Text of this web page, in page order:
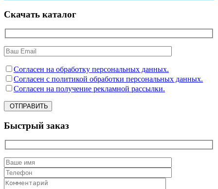
Скачать каталог
Согласен на обработку персональных данных.
Согласен с политикой обработки персональных данных.
Согласен на получение рекламной рассылки.
ОТПРАВИТЬ
Быстрый заказ